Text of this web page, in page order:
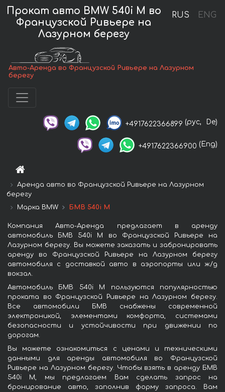
RUS ENG
Прокат авто BMW 540i M во
Французской Ривьере на
Лазурном берегу
Авто-Аренда во Французской Ривьере на Лазурном
берегу
+4917622366899 (рус, De)
+4917622366900 (Eng)
Аренда авто во Французской Ривьере на Лазурном
берегу
Марка BMW
БМВ 540i M
Компания Авто-Аренда предлагает в аренду
автомобиль БМВ 540i M во Французской Ривьере на
Лазурном берегу. Вы можете заказать и забронировать
аренду во Французской Ривьере на Лазурном берегу
автомобиля с доставкой авто в аэропорты или ж/д
вокзал.
Автомобиль БМВ 540i M пользуются популярностью
проката во Французской Ривьере на Лазурном берегу.
Все автомобили БМВ снабжены современной
электроникой, элементами комфорта, системами
безопасности и устойчивости при движении по
дорогам.
Вы можете ознакомиться с ценами и техническими
данными для аренды автомобиля во Французской
Ривьере на Лазурном берегу. Чтобы взять в аренду БМВ
540i M, мы предлагаем Вам сделать запрос на
бронирование авто, заполнив форму запроса. Вам